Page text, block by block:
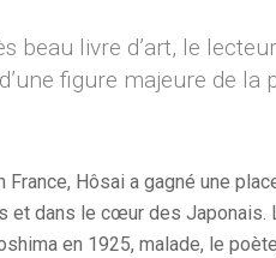
beau livre d’art, le
figure majeure de la
France, Hôsai a gagné une
et dans le cœur des Japonais.
en 1925, malade, le